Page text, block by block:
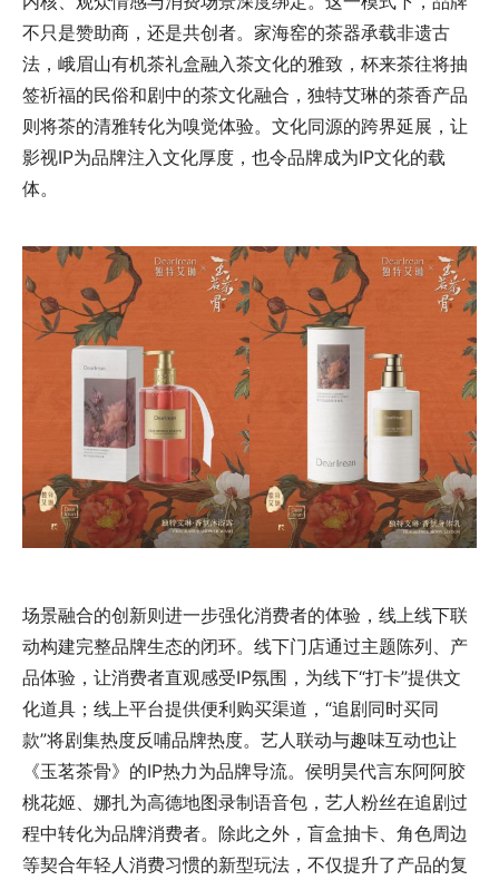
不只是赞助商，还是共创者。家海窑的茶器承载非遗古
法，峨眉山有机茶礼盒融入茶文化的雅致，杯来茶往将抽
签祈福的民俗和剧中的茶文化融合，独特艾琳的茶香产品
则将茶的清雅转化为嗅觉体验。文化同源的跨界延展，让
影视IP为品牌注入文化厚度，也令品牌成为IP文化的载
体。
场景融合的创新则进一步强化消费者的体验，线上线下联
动构建完整品牌生态的闭环。线下门店通过主题陈列、产
品体验，让消费者直观感受IP氛围，为线下“打卡”提供文
化道具；线上平台提供便利购买渠道，“追剧同时买同
款”将剧集热度反哺品牌热度。艺人联动与趣味互动也让
《玉茗茶骨》的IP热力为品牌导流。侯明昊代言东阿阿胶
桃花姬、娜扎为高德地图录制语音包，艺人粉丝在追剧过
程中转化为品牌消费者。除此之外，盲盒抽卡、角色周边
等契合年轻人消费习惯的新型玩法，不仅提升了产品的复